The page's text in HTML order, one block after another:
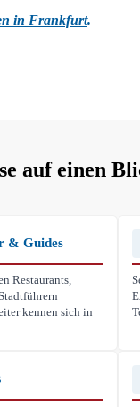
in Frankfurt.
auf einen
& Guides
Restaurants,
kennen sich in